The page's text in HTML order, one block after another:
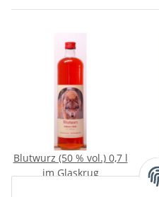
Blutwurz (50 % vol.) 0,7 l
im Glaskrug